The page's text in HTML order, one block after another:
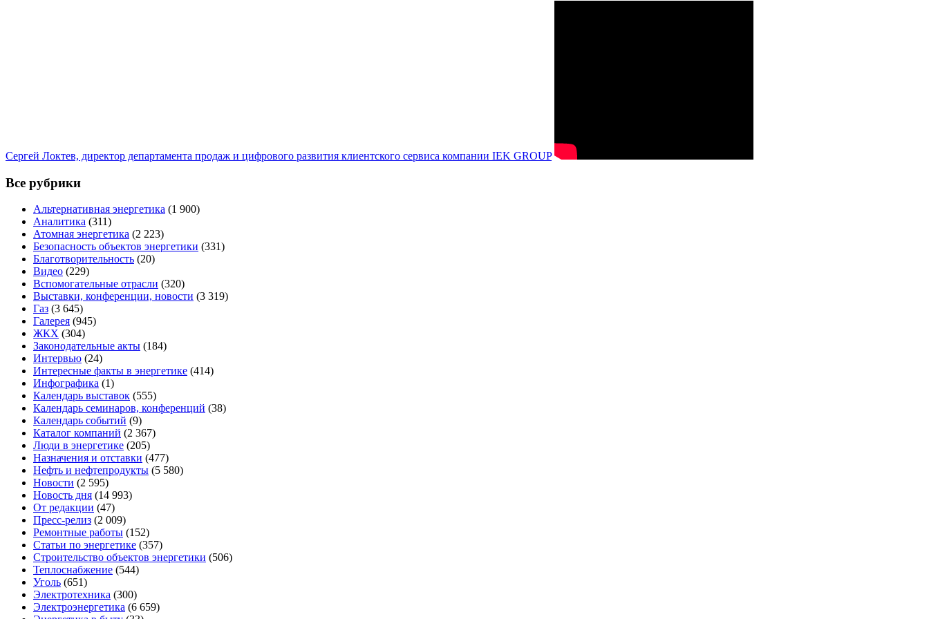
Сергей Локтев, директор департамента продаж и цифрового развития клиентского сервиса компании IEK GROUP
Все рубрики
Альтернативная энергетика (1 900)
Аналитика (311)
Атомная энергетика (2 223)
Безопасность объектов энергетики (331)
Благотворительность (20)
Видео (229)
Вспомогательные отрасли (320)
Выставки, конференции, новости (3 319)
Газ (3 645)
Галерея (945)
ЖКХ (304)
Законодательные акты (184)
Интервью (24)
Интересные факты в энергетике (414)
Инфографика (1)
Календарь выставок (555)
Календарь семинаров, конференций (38)
Календарь событий (9)
Каталог компаний (2 367)
Люди в энергетике (205)
Назначения и отставки (477)
Нефть и нефтепродукты (5 580)
Новости (2 595)
Новость дня (14 993)
От редакции (47)
Пресс-релиз (2 009)
Ремонтные работы (152)
Статьи по энергетике (357)
Строительство объектов энергетики (506)
Теплоснабжение (544)
Уголь (651)
Электротехника (300)
Электроэнергетика (6 659)